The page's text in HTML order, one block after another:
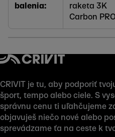
balenia:
raketa 3K
Carbon
CRIVIT je tu, aby podporiť
šport, tempo alebo ciele. S
správnu cenu ti uľahčujeme
objavuješ niečo nové alebo
sprevádzame ťa na ceste k